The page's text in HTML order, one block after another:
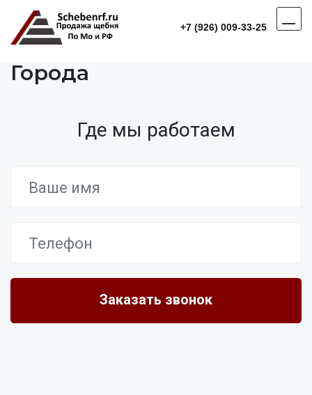
+7 (926) 009-33-25
Города
Где мы работаем